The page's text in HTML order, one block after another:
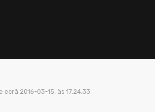
ecrã 2016-03-15, às 17.24.33